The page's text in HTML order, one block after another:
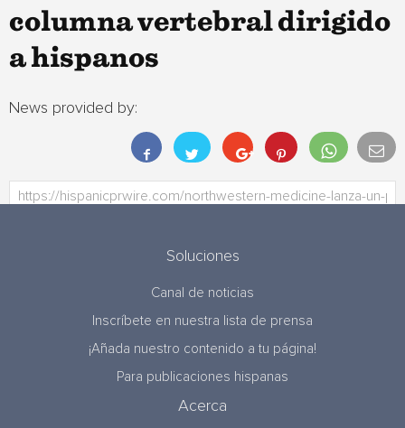
columna vertebral dirigido
a hispanos
News provided by:
Soluciones
Canal de noticias
Inscríbete en nuestra lista de prensa
¡Añada nuestro contenido a tu página!
Para publicaciones hispanas
Acerca